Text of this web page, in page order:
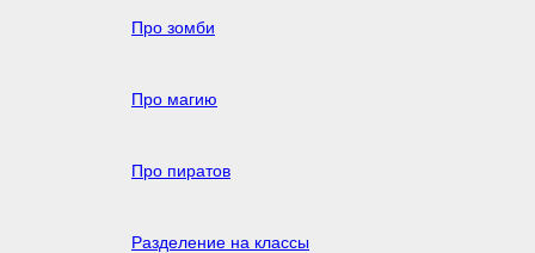
Про зомби
Про магию
Про пиратов
Разделение на классы